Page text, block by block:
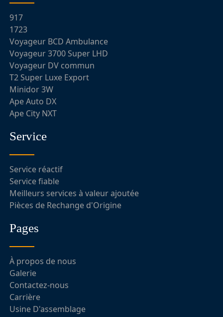
917
1723
Voyageur BCD Ambulance
Voyageur 3700 Super LHD
Voyageur DV commun
T2 Super Luxe Export
Minidor 3W
Ape Auto DX
Ape City NXT
Service
Service réactif
Service fiable
Meilleurs services à valeur ajoutée
Pièces de Rechange d'Origine
Pages
À propos de nous
Galerie
Contactez-nous
Carrière
Usine D'assemblage